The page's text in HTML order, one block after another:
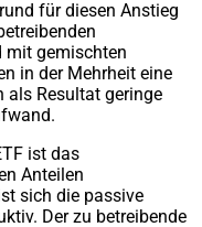
für diesen Anstieg
mit gemischten
in der Mehrheit eine
als Resultat geringe
ist das
Anteilen
sich die passive
Der zu betreibende